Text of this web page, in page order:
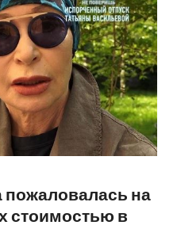
пожаловалась на
стоимостью в